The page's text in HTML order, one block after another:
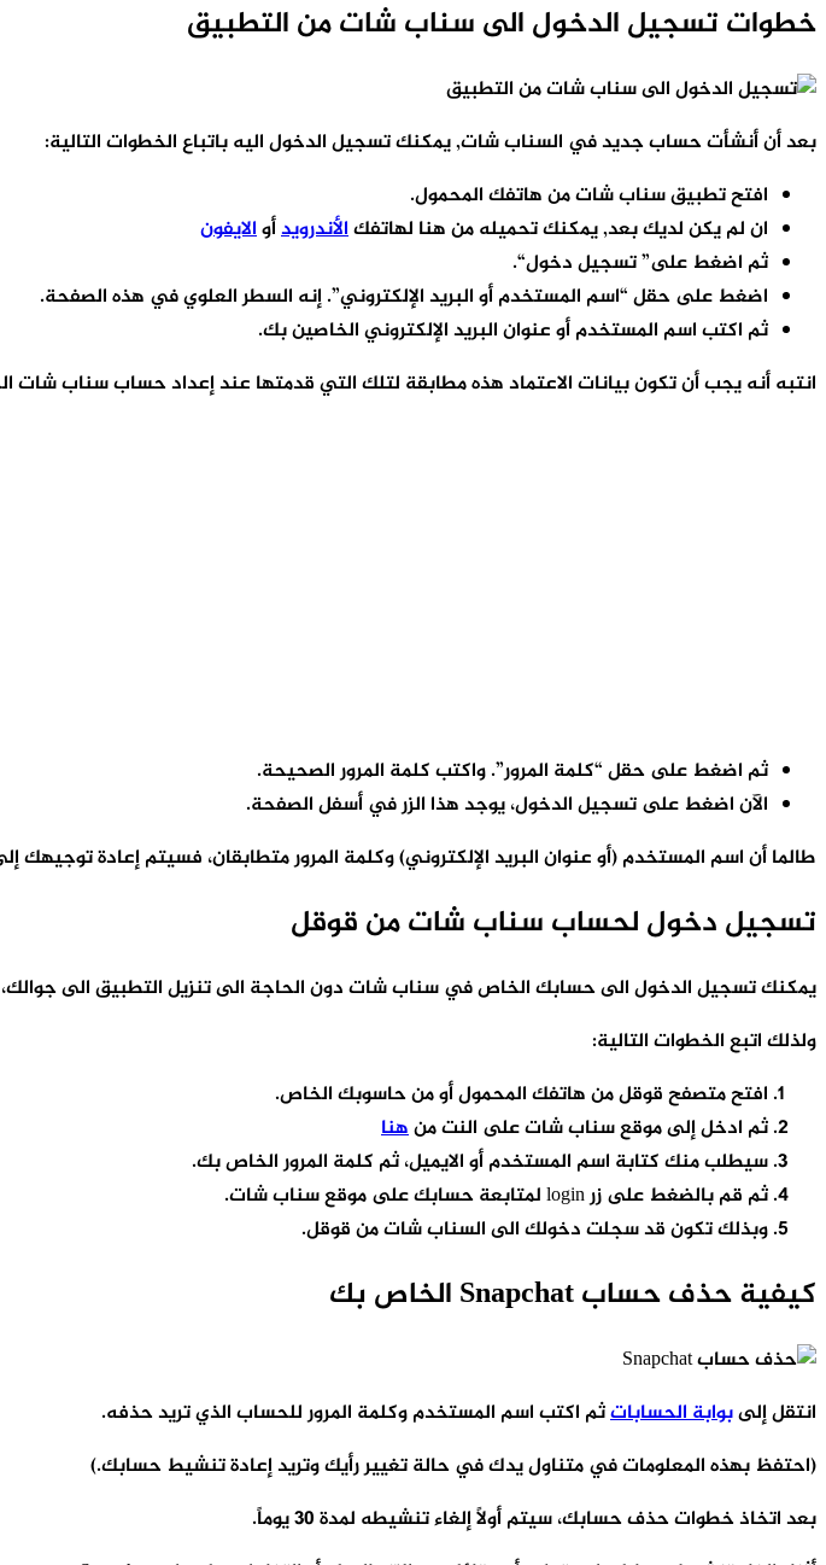
خطوات تسجيل الدخول الى سناب شات من التطبيق
بعد أن أنشأت حساب جديد في السناب شات, يمكنك تسجيل الدخول اليه باتباع الخطوات التالية:
افتح تطبيق سناب شات من هاتفك المحمول.
ان لم يكن لديك بعد, يمكنك تحميله من هنا لهاتفكالأندرويدأوالايفون
ثم اضغط على” تسجيل دخول“.
اضغط على حقل “اسم المستخدم أو البريد الإلكتروني”. إنه السطر العلوي في هذه الصفحة.
ثم اكتب اسم المستخدم أو عنوان البريد الإلكتروني الخاصين بك.
انتبه أنه يجب أن تكون بيانات الاعتماد هذه مطابقة لتلك التي قدمتها عند إعداد حساب سناب شات
ثم اضغط على حقل “كلمة المرور”. واكتب كلمة المرور الصحيحة.
الآن اضغط على تسجيل الدخول، يوجد هذا الزر في أسفل الصفحة.
طالما أن اسم المستخدم (أو عنوان البريد الإلكتروني) وكلمة المرور متطابقان، فسيتم إعادة توجيهك
تسجيل دخول لحساب سناب شات من قوقل
يمكنك تسجيل الدخول الى حسابك الخاص في سناب شات دون الحاجة الى تنزيل التطبيق الى جوالك،
ولذلك اتبع الخطوات التالية:
افتح متصفح قوقل من هاتفك المحمول أو من حاسوبك الخاص.
ثم ادخل إلى موقع سناب شات على النت منهنا
سيطلب منك كتابة اسم المستخدم أو الايميل، ثم كلمة المرور الخاص بك.
ثم قم بالضغط على زر login لمتابعة حسابك على موقع سناب شات.
وبذلك تكون قد سجلت دخولك الى السناب شات من قوقل.
كيفية حذف حساب Snapchat الخاص بك
انتقل إلىبوابة الحساباتثم اكتب اسم المستخدم وكلمة المرور للحساب الذي تريد حذفه.
(احتفظ بهذه المعلومات في متناول يدك في حالة تغيير رأيك وتريد إعادة تنشيط حسابك.)
بعد اتخاذ خطوات حذف حسابك، سيتم أولاً إلغاء تنشيطه لمدة 30 يوماً.